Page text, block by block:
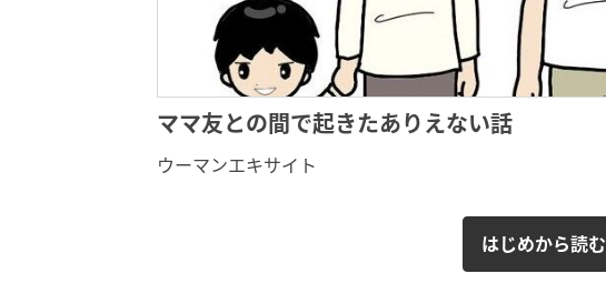
ママ友との間で起きたありえない話
ウーマンエキサイト
はじめから読む